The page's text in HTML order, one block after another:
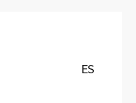
ES